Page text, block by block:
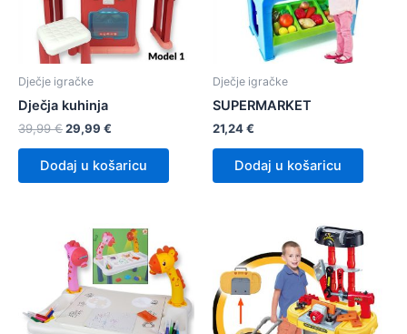
Dječje igračke
Dječja kuhinja
39,99€Izvorna
bila
je:
29,99 €
je:
29,99 €.
Dodaj u košaricu
Dječje igračke
SUPERMARKET
21,24€
Dodaj u košaricu